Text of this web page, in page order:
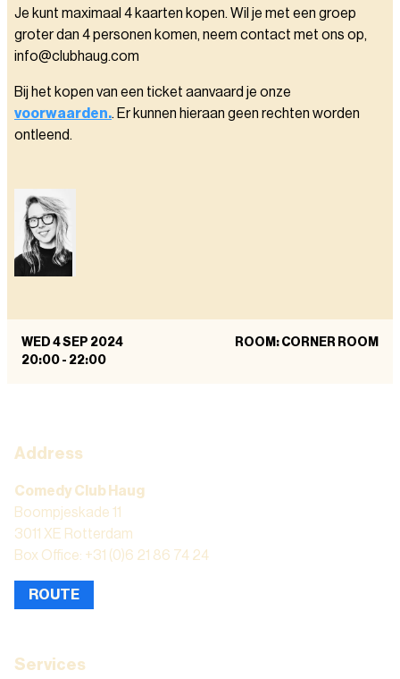
Je kunt maximaal 4 kaarten kopen. Wil je met een groep
groter dan 4 personen komen, neem contact met ons op,
info@clubhaug.com
Bij het kopen van een ticket aanvaard je onze
voorwaarden.. Er kunnen hieraan geen rechten worden
ontleend.
WED 4 SEP 2024
20:00 - 22:00
ROOM: CORNER ROOM
Address
Comedy Club Haug
Boompjeskade 11
3011 XE Rotterdam
Box Office: +31 (0)6 21 86 74 24
ROUTE
Services